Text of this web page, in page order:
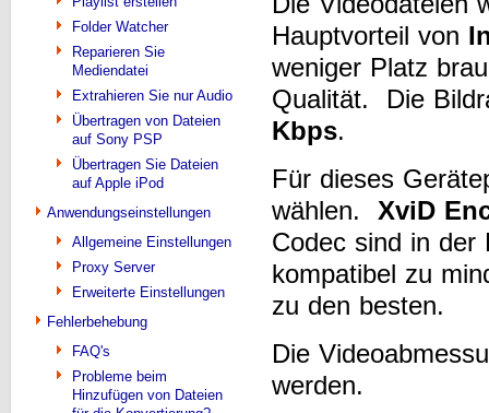
Folder Watcher
Reparieren Sie
Mediendatei
Extrahieren Sie nur Audio
Übertragen von Dateien
auf Sony PSP
Übertragen Sie Dateien
auf Apple iPod
Anwendungseinstellungen
Allgemeine Einstellungen
Proxy Server
Erweiterte Einstellungen
Fehlerbehebung
FAQ's
Probleme beim
Hinzufügen von Dateien
Hauptvorteil von
weniger Platz
Qualität. Die
Kbps.
Für dieses
wählen. XviD
Codec sind in der
kompatibel zu
zu den besten.
Die
werden.